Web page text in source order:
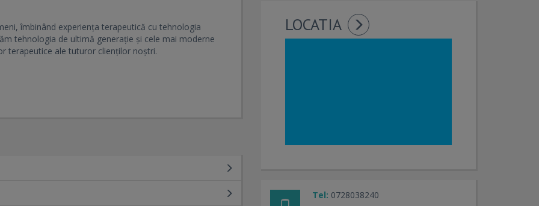
îmbinând experiența terapeutică cu tehnologia
tehnologia de ultimă generație și cele mai moderne
terapeutice ale tuturor clienților noștri.
LOCATIA
Tel: 0728038240